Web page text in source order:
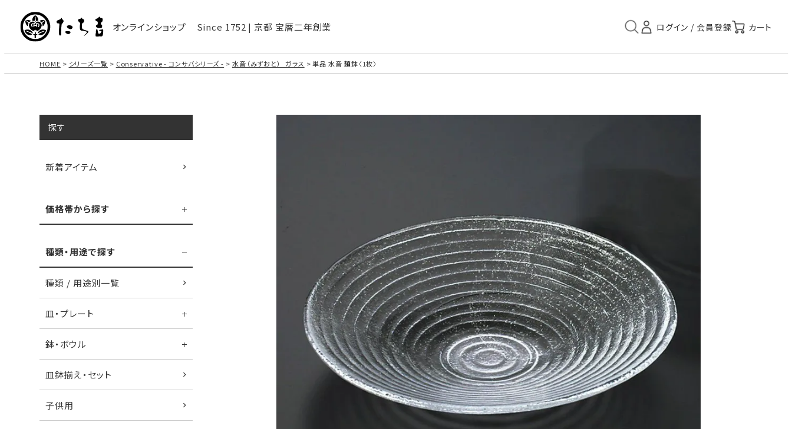
オンラインショップ Since 1752 | 京都 宝暦二年創業
HOME シリーズ一覧 Conservative - コンサバシリーズ - 水音（みずおと）_ガラス 単品 水音 麺鉢〈1枚〉
探す
新着アイテム
価格帯から探す
種類・用途で探す
種類 / 用途別一覧
皿・プレート
鉢・ボウル
皿鉢揃え・セット
子供用